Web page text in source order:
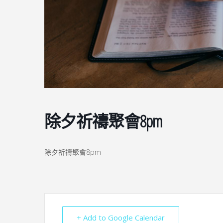
除夕祈禱聚會8pm
除夕祈禱聚會8pm
+ Add to Google Calendar